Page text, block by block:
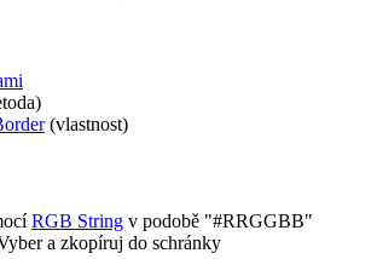
(vlastnost)
RGB String v podobě "#RRGGBB"
a zkopíruj do schránky